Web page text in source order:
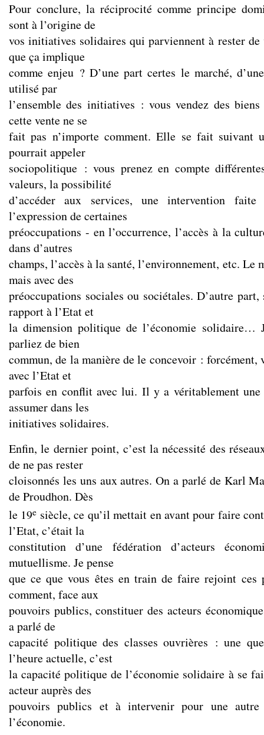
Pour conclure, la réciprocité comme principe
sont à l’origine de
vos initiatives solidaires qui parviennent à rester de
que ça implique
comme enjeu ? D’une part certes le marché,
utilisé par
l’ensemble des initiatives : vous vendez des
cette vente ne se
fait pas n’importe comment. Elle se fait suivant
pourrait appeler
sociopolitique : vous prenez en compte
valeurs, la possibilité
d’accéder aux services, une intervention
l’expression de certaines
préoccupations - en l’occurrence, l’accès à la
dans d’autres
champs, l’accès à la santé, l’environnement, etc. Le
mais avec des
préoccupations sociales ou sociétales. D’autre
rapport à l’Etat et
la dimension politique de l’économie solidaire…
parliez de bien
commun, de la manière de le concevoir : forcément,
avec l’Etat et
parfois en conflit avec lui. Il y a véritablement
assumer dans les
initiatives solidaires.
Enfin, le dernier point, c’est la nécessité des
de ne pas rester
cloisonnés les uns aux autres. On a parlé de Karl
de Proudhon. Dès
le 19e siècle, ce qu’il mettait en avant pour faire
l’Etat, c’était la
constitution d’une fédération d’acteurs
mutuellisme. Je pense
que ce que vous êtes en train de faire rejoint ces
comment, face aux
pouvoirs publics, constituer des acteurs
a parlé de
capacité politique des classes ouvrières : une
l’heure actuelle, c’est
la capacité politique de l’économie solidaire à se
acteur auprès des
pouvoirs publics et à intervenir pour une
l’économie.